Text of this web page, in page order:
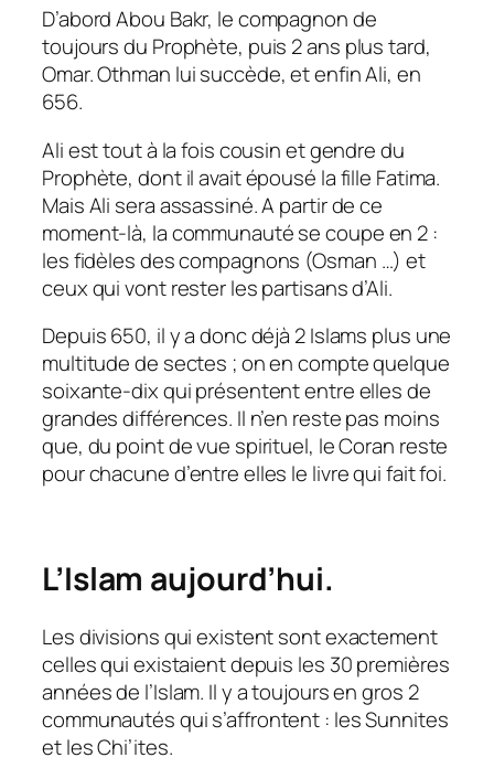
D’abord Abou Bakr, le compagnon de
toujours du Prophète, puis 2 ans plus tard,
Omar. Othman lui succède, et enfin Ali, en
656.
Ali est tout à la fois cousin et gendre du
Prophète, dont il avait épousé la fille Fatima.
Mais Ali sera assassiné. A partir de ce
moment-là, la communauté se coupe en 2 :
les fidèles des compagnons (Osman …) et
ceux qui vont rester les partisans d’Ali.
Depuis 650, il y a donc déjà 2 Islams plus une
multitude de sectes ; on en compte quelque
soixante-dix qui présentent entre elles de
grandes différences. Il n’en reste pas moins
que, du point de vue spirituel, le Coran reste
pour chacune d’entre elles le livre qui fait foi.
L’Islam aujourd’hui.
Les divisions qui existent sont exactement
celles qui existaient depuis les 30 premières
années de l’Islam. Il y a toujours en gros 2
communautés qui s’affrontent : les Sunnites
et les Chi’ites.